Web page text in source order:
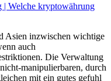
Welche kryptowährung
Asien inzwischen wichtige
auch
Die Verwaltung
manipulierbaren, durch
mit ein gutes gefuhl